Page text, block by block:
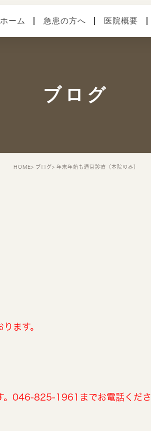
ホーム 急患の方へ 医院概要
本院（横須賀中央）
院内・設備システム
ブログ
HOME ブログ 年末年始も通常診療（本院のみ）
ます。
046-825-1961までお電話くださ